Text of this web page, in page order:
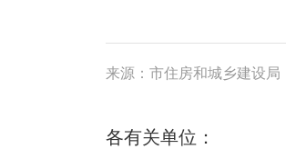
来源：市住房和城乡建设局
各有关单位：